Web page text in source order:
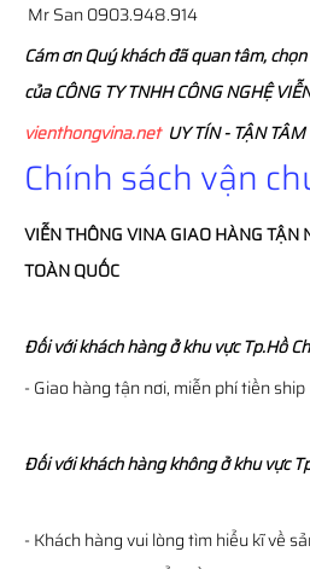
Mr San 0903.948.914
Cám ơn Quý khách đã quan tâm,
của CÔNG TY TNHH CÔNG NGHỆ
vienthongvina.netUY TÍN - TẬN TÂM
Chính sách vận
VIỄN THÔNGVINAGIAO HÀNG TẬN
TOÀN QUỐC
Đối với khách hàng ở khu vực Tp.Hồ
- Giao hàng tận nơi, miễn phí tiền ship
Đối với khách hàng không ở khu vực
- Khách hàng vui lòng tìm hiểu kĩ về